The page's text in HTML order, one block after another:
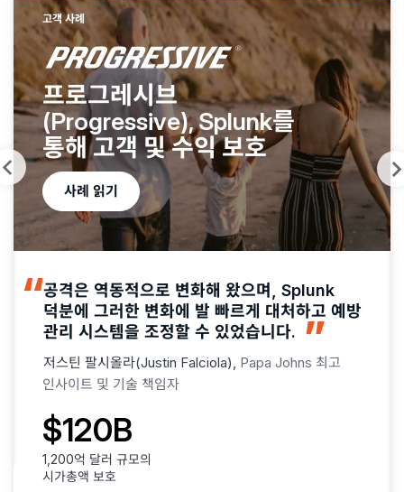
고객 사례
프로그레시브
(Progressive), Splunk를
통해 고객 및 수익 보호
사례 읽기
공격은 역동적으로 변화해 왔으며, Splunk
덕분에 그러한 변화에 발 빠르게 대처하고 예방
관리 시스템을 조정할 수 있었습니다.
저스틴 팔시올라(Justin Falciola), Papa Johns 최고
인사이트 및 기술 책임자
$120B
1,200억 달러 규모의
시가총액 보호